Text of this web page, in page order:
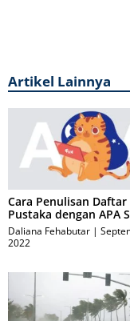
Artikel Lainnya
Cara Penulisan Daftar
Pustaka dengan APA
Daliana Fehabutar
2022